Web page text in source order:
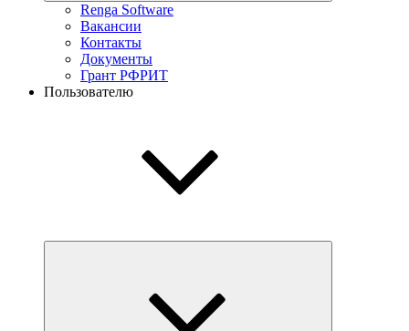
Renga Software
Вакансии
Контакты
Документы
Грант РФРИТ
Пользователю